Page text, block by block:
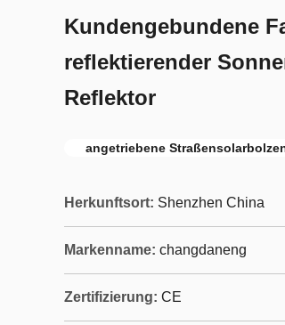
Kundengebundene
reflektierender
Reflektor
angetriebene
Herkunftsort: Shenzhen China
Markenname: changdaneng
Zertifizierung: CE